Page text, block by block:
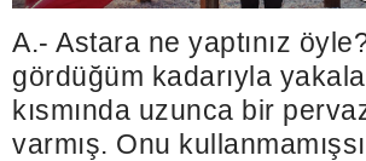
A.- Astara ne yaptınız
gördüğüm kadarıyla
kısmında uzunca bir
varmış. Onu